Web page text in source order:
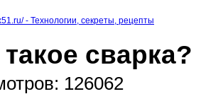
- Технологии, секреты, рецепты
сварка?
126062